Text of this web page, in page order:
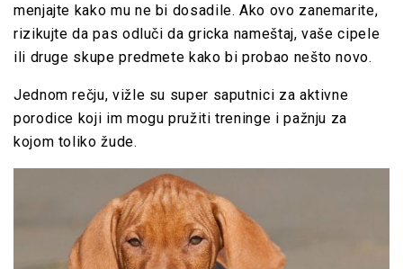
menjajte kako mu ne bi dosadile. Ako ovo zanemarite,
rizikujte da pas odluči da gricka nameštaj, vaše cipele
ili druge skupe predmete kako bi probao nešto novo.
Jednom rečju, vižle su super saputnici za aktivne
porodice koji im mogu pružiti treninge i pažnju za
kojom toliko žude.